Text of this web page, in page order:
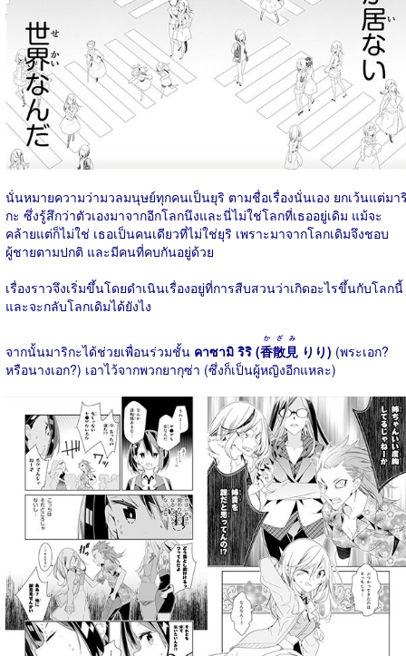
นั่นหมายความว่ามวลมนุษย์ทุกคนเป็นยุริ ตามชื่อเรื่องนั่นเอง ยกเว้นแต่มา
กะ ซึ่งรู้สึกว่าตัวเองมาจากอีกโลกนึงและนี่ไม่ใช่โลกที่เธออยู่เดิม แม้จะ
คล้ายแต่ก็ไม่ใช่ เธอเป็นคนเดียวที่ไม่ใช่ยุริ เพราะมาจากโลกเดิมจึงชอบ
ผู้ชายตามปกติ และมีคนที่คบกันอยู่ด้วย
เรื่องราวจึงเริ่มขึ้นโดยดำเนินเรื่องอยู่ที่การสืบสวนว่าเกิดอะไรขึ้นกับโลกนี้
และจะกลับโลกเดิมได้ยังไง
จากนั้นมาริกะได้ช่วยเพื่อนร่วมชั้น คาซามิ ริริ (香散見
かざみ
りり) (พระเอก?
หรือนางเอก?) เอาไว้จากพวกยากุซ่า (ซึ่งก็เป็นผู้หญิงอีกแหละ)